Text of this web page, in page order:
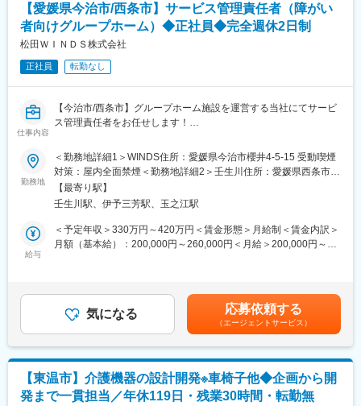
・スタッフの採用・指導・育成
・各種プロジェクトへの参加
※担当エリアは選考時の希望を考慮の上、決定します。
【入社直後の流れ】
す。
■入社～1カ月目
格取得。なお、資格取得のための費用は当社負担となります。
■1～3か月目
・OJTを受けながら日勤・夜勤両方の介護現場での業務をお任せ
します。
※研修終了後は現場業務は無くなるため日勤のみ
■3～6か月目
・マネージャー業務を学んでいただきます。ピープルマネジメン
■本配属後
・各事業所の課題や目的に合わせてマネジメント業務に専念頂き
【キャリアパス（例）】
・医療介護スタッフ（2週間程度の基礎研修必要資格取得、現場業
務）
【愛媛県今治市/西条市】サービス管理責任者（障がい
者向けグループホーム）◆正社員◆完全週休2日制
松田ＷＩＮＤＳ株式会社
正社員 転勤なし
仕事内容
【今治市/西条市】グループホーム施設を運営する当社にてサービ
ス管理責任者をお任せします！
■業務詳細：
当社が運営する障がい者グループホームWINDS（愛媛県今治市）
もしくは西条市壬生川に2024年4月にオープンする新施設にてサ
ービス管理責任者として障がい者への自立支援にかかわる業務を
行います。
・個別支援計画書の作成と管理
・ご利用者様の心身の状況の把握
・支援計画、外部の業者との連絡・調整、
・担当者会議への出席
・利用者様の通院、地域イベントへの引率
・ご利用者様のサポートを行う担当として社員/パート併せて40名
程が在籍しています
・各施設の利用者様は10～20名で、アットホームな環境です
勤務地
＜勤務地詳細1＞WINDS住所：愛媛県今治市櫻井4‐5‐15 受動喫煙
対策：屋内全面禁煙＜勤務地詳細2＞壬生川住所：愛媛県西条市壬
生川38-2 受動喫煙対策：屋内全面禁煙変更の範囲：会社の定める
事業所
【最寄り駅】
壬生川駅、伊予三芳駅、玉之江駅
給与
＜予定年収＞330万円～420万円＜賃金形態＞月給制＜賃金内訳＞
月額（基本給）：200,000円～260,000円＜月給＞200,000円～
（2022年度実績）※昇給・賞与については、業務実績・能力によ
り支給します。賃金はあくまでも目安の金額であり、選考を通じ
て上下する可能性があります。月給(月額)は固定手当を含めた表記
です。
気になる 応募依頼する
（エージェントサービス）
【東温市】介護機器の設計開発※車椅子他◆企画から開
発まで一貫担当／年休119日・残業30時間・転勤無